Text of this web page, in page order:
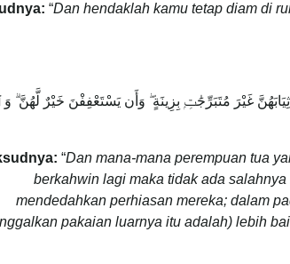
“Dan hendaklah kamu tetap diam di
غَيْرَ مُتَبَرِّجَٰتِۭ بِزِينَةٍ ۖ وَأَن يَسْتَعْفِفْنَ خَيْرٌ لَّهُنَّ
“Dan mana-mana perempuan tua
berkahwin lagi maka tidak ada
mendedahkan perhiasan mereka; dalam
pakaian luarnya itu adalah) lebih